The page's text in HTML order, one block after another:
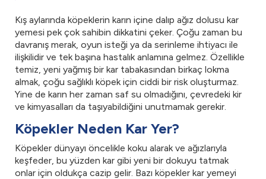
Kış aylarında köpeklerin karın içine dalıp ağız dolusu kar
yemesi pek çok sahibin dikkatini çeker. Çoğu zaman bu
davranış merak, oyun isteği ya da serinleme ihtiyacı ile
ilişkilidir ve tek başına hastalık anlamına gelmez. Özellikle
temiz, yeni yağmış bir kar tabakasından birkaç lokma
almak, çoğu sağlıklı köpek için ciddi bir risk oluşturmaz.
Yine de karın her zaman saf su olmadığını, çevredeki kir
ve kimyasalları da taşıyabildiğini unutmamak gerekir.
Köpekler Neden Kar Yer?
Köpekler dünyayı öncelikle koku alarak ve ağızlarıyla
keşfeder, bu yüzden kar gibi yeni bir dokuyu tatmak
onlar için oldukça cazip gelir. Bazı köpekler kar yemeyi